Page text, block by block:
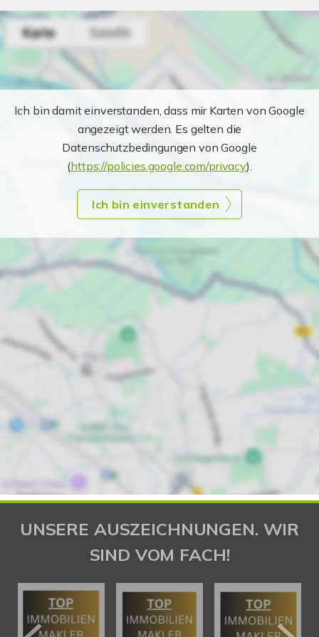
Ich bin damit einverstanden, dass mir Karten von Google
angezeigt werden. Es gelten die
Datenschutzbedingungen von Google
(https://policies.google.com/privacy).
Ich bin einverstanden
UNSERE AUSZEICHNUNGEN. WIR
SIND VOM FACH!